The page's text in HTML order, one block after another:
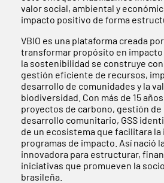
valor social, ambiental y
impacto positivo de forma
VBIO es una plataforma creada por
transformar propósito en impacto
la sostenibilidad se construye
gestión eficiente de recursos,
desarrollo de comunidades y la
biodiversidad. Con más de 15
proyectos de carbono, gestión
desarrollo comunitario, GSS
de un ecosistema que facilitara
programas de impacto. Así nació
innovadora para estructurar,
iniciativas que promueven la
brasileña.